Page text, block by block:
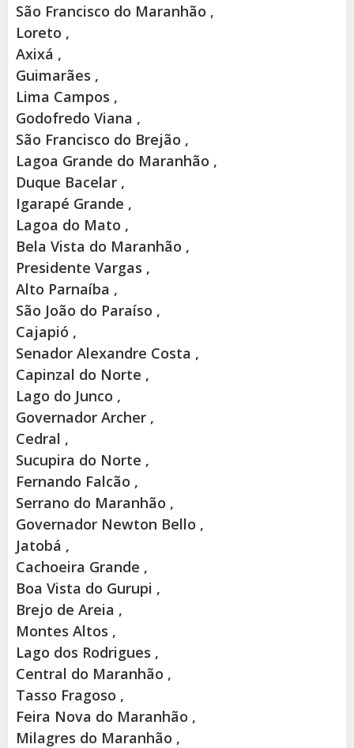
São Francisco do Maranhão ,
Loreto ,
Axixá ,
Guimarães ,
Lima Campos ,
Godofredo Viana ,
São Francisco do Brejão ,
Lagoa Grande do Maranhão ,
Duque Bacelar ,
Igarapé Grande ,
Lagoa do Mato ,
Bela Vista do Maranhão ,
Presidente Vargas ,
Alto Parnaíba ,
São João do Paraíso ,
Cajapió ,
Senador Alexandre Costa ,
Capinzal do Norte ,
Lago do Junco ,
Governador Archer ,
Cedral ,
Sucupira do Norte ,
Fernando Falcão ,
Serrano do Maranhão ,
Governador Newton Bello ,
Jatobá ,
Cachoeira Grande ,
Boa Vista do Gurupi ,
Brejo de Areia ,
Montes Altos ,
Lago dos Rodrigues ,
Central do Maranhão ,
Tasso Fragoso ,
Feira Nova do Maranhão ,
Milagres do Maranhão ,